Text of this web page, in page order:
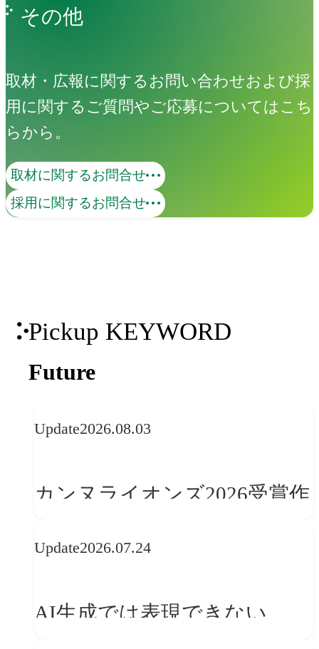
その他
取材・広報に関するお問い合わせおよび採
用に関するご質問やご応募についてはこち
らから。
取材に関するお問合せ
採用に関するお問合せ
Pickup KEYWORD
Future
Update2026.08.03
カンヌライオンズ2026受賞作
──「優れたブランド体験」
か
Update2026.07.24
AI生成では表現できない